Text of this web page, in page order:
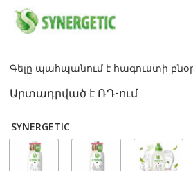
Գելը պահպանում է հագուստի
Արտադրված է ՌԴ-ում
SYNERGETIC